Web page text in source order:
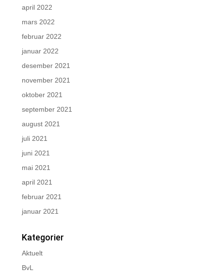
april 2022
mars 2022
februar 2022
januar 2022
desember 2021
november 2021
oktober 2021
september 2021
august 2021
juli 2021
juni 2021
mai 2021
april 2021
februar 2021
januar 2021
Kategorier
Aktuelt
BvL